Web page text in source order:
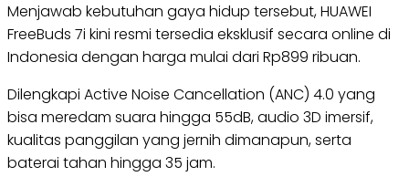
Menjawab kebutuhan gaya hidup tersebut, HUAWEI
FreeBuds 7i kini resmi tersedia eksklusif secara online di
Indonesia dengan harga mulai dari Rp899 ribuan.
Dilengkapi Active Noise Cancellation (ANC) 4.0 yang
bisa meredam suara hingga 55dB, audio 3D imersif,
kualitas panggilan yang jernih dimanapun, serta
baterai tahan hingga 35 jam.